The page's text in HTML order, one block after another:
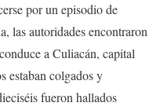
por un episodio de
las autoridades encontraron
a Culiacán, capital
estaban colgados y
fueron hallados